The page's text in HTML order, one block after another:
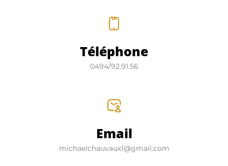
Téléphone
0494/92.91.56
Email
michaelchauvaux1@gmail.com